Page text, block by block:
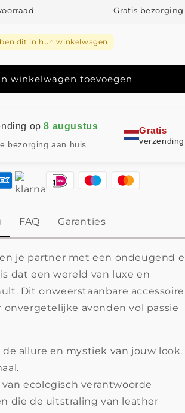
Gratis bezorging
dit in hun winkelwagen
winkelwagen toevoegen
op8 augustus
bezorging aan huis
Gratis
verzending
FAQ Garanties
je partner met een ondeugend
dat een wereld van luxe en
Dit onweerstaanbare accessoire
onvergetelijke avonden vol passie
allure en mystiek van jouw look.
ecologisch verantwoorde
die de uitstraling van leather